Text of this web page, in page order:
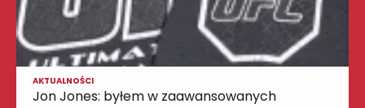
AKTUALNOŚCI
Jon Jones: byłem w zaawansowanych